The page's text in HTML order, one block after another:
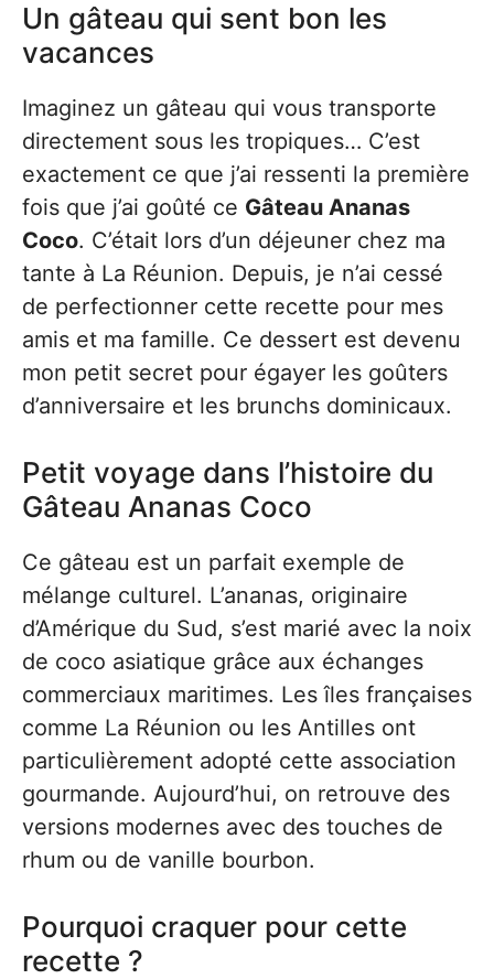
Un gâteau qui sent bon les
vacances
Imaginez un gâteau qui vous transporte
directement sous les tropiques… C’est
exactement ce que j’ai ressenti la première
fois que j’ai goûté ce Gâteau Ananas
Coco. C’était lors d’un déjeuner chez ma
tante à La Réunion. Depuis, je n’ai cessé
de perfectionner cette recette pour mes
amis et ma famille. Ce dessert est devenu
mon petit secret pour égayer les goûters
d’anniversaire et les brunchs dominicaux.
Petit voyage dans l’histoire du
Gâteau Ananas Coco
Ce gâteau est un parfait exemple de
mélange culturel. L’ananas, originaire
d’Amérique du Sud, s’est marié avec la noix
de coco asiatique grâce aux échanges
commerciaux maritimes. Les îles françaises
comme La Réunion ou les Antilles ont
particulièrement adopté cette association
gourmande. Aujourd’hui, on retrouve des
versions modernes avec des touches de
rhum ou de vanille bourbon.
Pourquoi craquer pour cette
recette ?